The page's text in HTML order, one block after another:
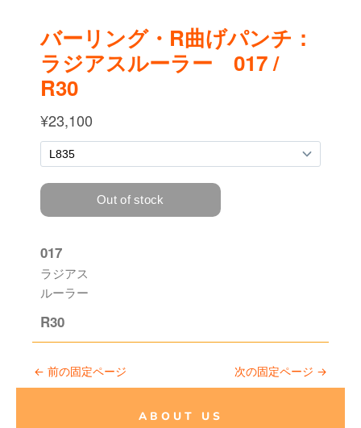
← 前の固定ページ 次の固定ページ →
ABOUT US